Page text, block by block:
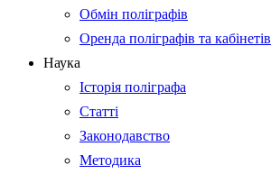
Обмін поліграфів
Оренда поліграфів та кабінетів
Наука
Історія поліграфа
Статті
Законодавство
Методика